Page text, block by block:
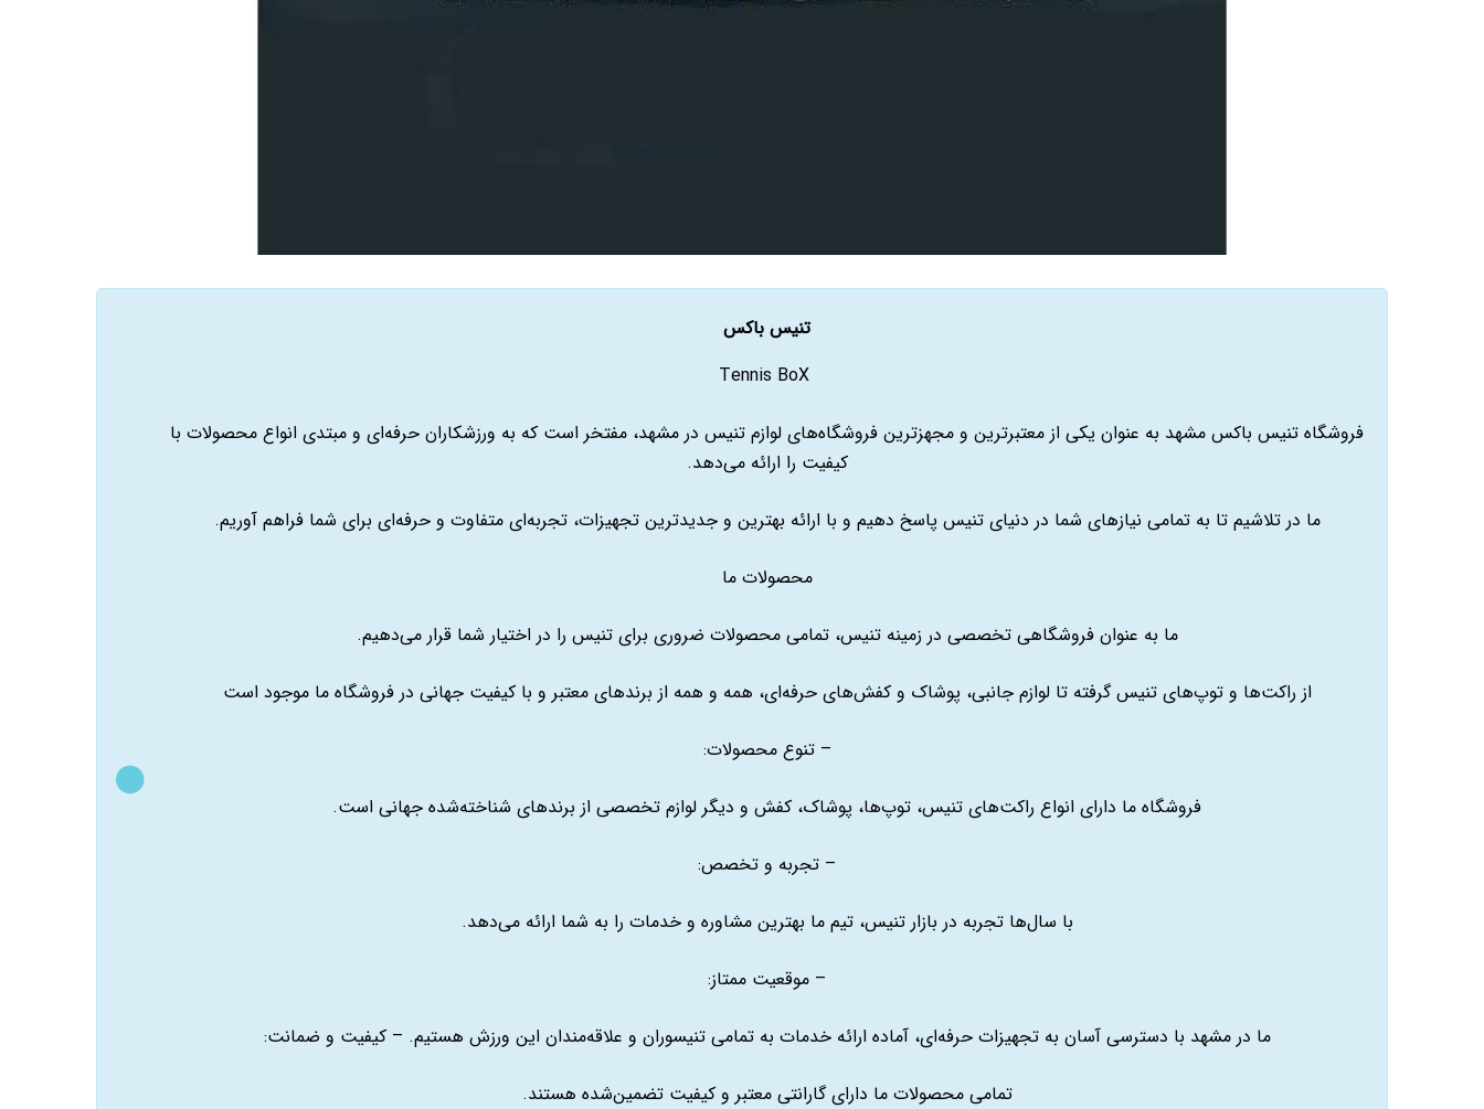
تنیس باکس
فروشگاه تنیس باکس مشهد به عنوان یکی از معتبرترین و مجهزترین فروشگاه‌های لوازم تنیس در مشهد، مفتخر است که به ورزشکاران حرفه‌ای و مبتدی انواع محصولات با
کیفیت را ارائه می‌دهد.
ما در تلاشیم تا به تمامی نیازهای شما در دنیای تنیس پاسخ دهیم و با ارائه بهترین و جدیدترین تجهیزات، تجربه‌ای متفاوت و حرفه‌ای برای شما فراهم آوریم.
محصولات ما
ما به عنوان فروشگاهی تخصصی در زمینه تنیس، تمامی محصولات ضروری برای تنیس را در اختیار شما قرار می‌دهیم.
از راکت‌ها و توپ‌های تنیس گرفته تا لوازم جانبی، پوشاک و کفش‌های حرفه‌ای، همه و همه از برندهای معتبر و با کیفیت جهانی در فروشگاه ما موجود است
– تنوع محصولات:
فروشگاه ما دارای انواع راکت‌های تنیس، توپ‌ها، پوشاک، کفش و دیگر لوازم تخصصی از برندهای شناخته‌شده جهانی است.
– تجربه و تخصص:
با سال‌ها تجربه در بازار تنیس، تیم ما بهترین مشاوره و خدمات را به شما ارائه می‌دهد.
– موقعیت ممتاز:
ما در مشهد با دسترسی آسان به تجهیزات حرفه‌ای، آماده ارائه خدمات به تمامی تنیسوران و علاقه‌مندان این ورزش هستیم. – کیفیت و ضمانت:
تمامی محصولات ما دارای گارانتی معتبر و کیفیت تضمین‌شده هستند.